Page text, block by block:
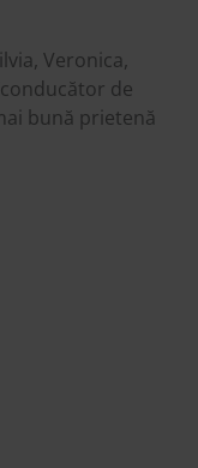
Veronica,
de
bună prietenă